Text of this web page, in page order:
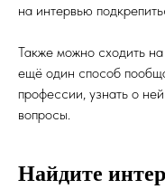
на интервью
Также можно сходить
ещё один способ
профессии, узнать о
вопросы.
Найдите